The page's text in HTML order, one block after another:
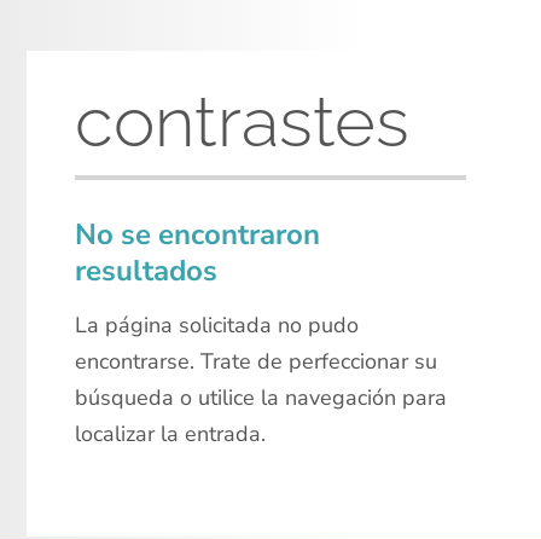
contrastes
No se encontraron
resultados
La página solicitada no pudo
encontrarse. Trate de perfeccionar su
búsqueda o utilice la navegación para
localizar la entrada.